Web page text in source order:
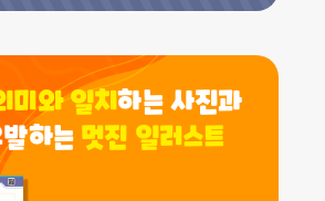
미와 일치하는 사진과
하는 멋진 일러스트